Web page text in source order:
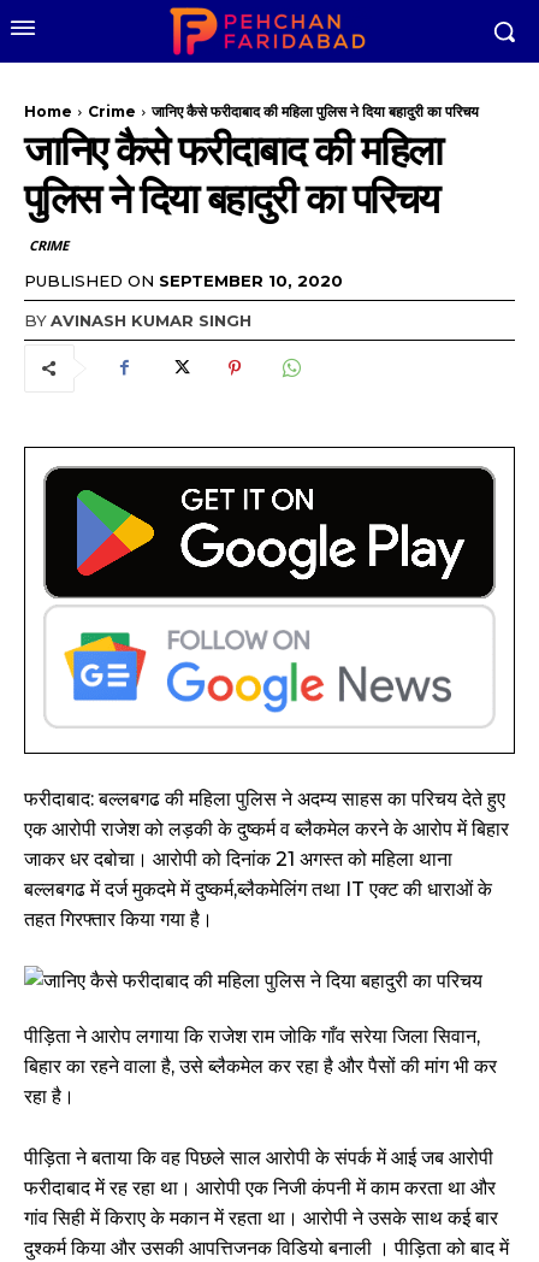
Home Crime जानिए कैसे फरीदाबाद की महिला पुलिस ने दिया बहादुरी का परिचय
जानिए कैसे फरीदाबाद की महिला
पुलिस ने दिया बहादुरी का परिचय
CRIME
PUBLISHED ON SEPTEMBER 10, 2020
BYAVINASH KUMAR SINGH
फरीदाबाद: बल्लबगढ की महिला पुलिस ने अदम्य साहस का परिचय देते हुए
एक आरोपी राजेश को लड़की के दुष्कर्म व ब्लैकमेल करने के आरोप में बिहार
जाकर धर दबोचा। आरोपी को दिनांक 21 अगस्त को महिला थाना
बल्लबगढ में दर्ज मुकदमे में दुष्कर्म,ब्लैकमेलिंग तथा IT एक्ट की धाराओं के
तहत गिरफ्तार किया गया है।
पीड़िता ने आरोप लगाया कि राजेश राम जोकि गाँव सरेया जिला सिवान,
बिहार का रहने वाला है, उसे ब्लैकमेल कर रहा है और पैसों की मांग भी कर
रहा है।
पीड़िता ने बताया कि वह पिछले साल आरोपी के संपर्क में आई जब आरोपी
फरीदाबाद में रह रहा था। आरोपी एक निजी कंपनी में काम करता था और
गांव सिही में किराए के मकान में रहता था। आरोपी ने उसके साथ कई बार
दुश्कर्म किया और उसकी आपत्तिजनक विडियो बनाली । पीड़िता को बाद में